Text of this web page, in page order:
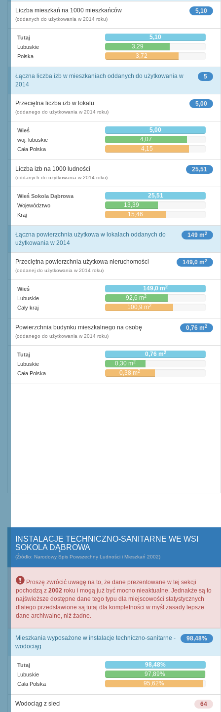
5,10
Liczba mieszkań na 1000 mieszkańców
(oddanych do użytkowania w 2014 roku)
Tutaj 5,10
Lubuskie 3,29
Polska 3,72
5
Łączna liczba izb w mieszkaniach oddanych do użytkowania w
2014
5,00
Przeciętna liczba izb w lokalu
(oddanego do użytkowania w 2014 roku)
Wieś 5,00
woj. lubuskie 4,07
Cała Polska 4,15
25,51
Liczba izb na 1000 ludności
(oddanych do użytkowania w 2014 roku)
Wieś Sokola Dąbrowa 25,51
Województwo 13,39
Kraj 15,46
149 m2
Łączna powierzchnia użytkowa w lokalach oddanych do
użytkowania w 2014
149,0 m2
Przeciętna powierzchnia użytkowa nieruchomości
(oddanej do użytkowania w 2014 roku)
Wieś 149,0 m2
Lubuskie 92,6 m2
Cały kraj 100,9 m2
0,76 m2
Powierzchnia budynku mieszkalnego na osobę
(oddanego do użytkowania w 2014 roku)
Tutaj 0,76 m2
Lubuskie 0,30 m2
Cała Polska 0,38 m2
INSTALACJE TECHNICZNO-SANITARNE WE WSI
SOKOLA DĄBROWA
(Źródło: Narodowy Spis Powszechny Ludności i Mieszkań 2002)
Proszę zwrócić uwagę na to, że dane prezentowane w tej sekcji
pochodzą z 2002 roku i mogą już być mocno nieaktualne. Jednakże są to
najświeższe dostępne dane tego typu dla miejscowości statystycznych
dlatego przedstawione są tutaj dla kompletności w myśl zasady lepsze
dane archiwalne, niż żadne.
98,48%
Mieszkania wyposażone w instalacje techniczno-sanitarne -
wodociąg
Tutaj 98,48%
Lubuskie 97,89%
Cała Polska 95,62%
64
Wodociąg z sieci